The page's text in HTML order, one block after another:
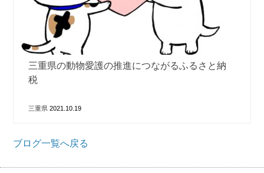
三重県の動物愛護の推進につながるふるさと納
税
三重県 2021.10.19
ブログ一覧へ戻る